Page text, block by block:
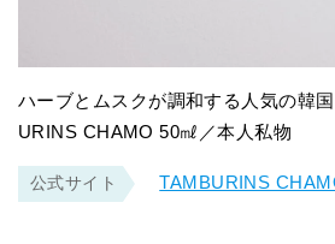
ハーブとムスクが調和する人気の韓
URINS CHAMO 50㎖／本人私物
公式サイト TAMBURINS